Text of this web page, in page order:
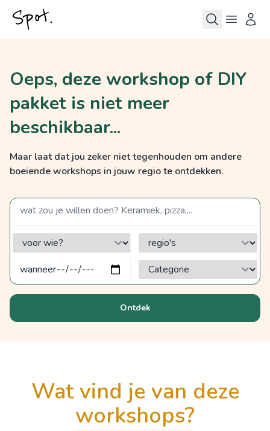
Oeps, deze workshop of DIY
pakket is niet meer
beschikbaar...
Maar laat dat jou zeker niet tegenhouden om andere
boeiende workshops in jouw regio te ontdekken.
zoek op een term
voor wie? regio's
Categorie?
Ontdek
wat vind je van deze
workshops?